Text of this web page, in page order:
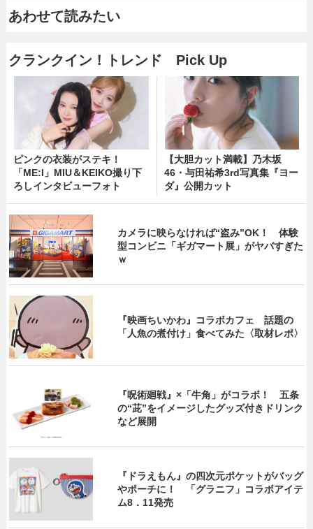
あわせて読みたい
クランクイン！トレンド Pick Up
ピンクの衣装がステキ！
「ME:I」MIU＆KEIKO撮り下
ろしインタビューフォト
【大胆カット満載】乃木坂
46・与田祐希3rd写真集『ヨー
ダ』公開カット
カメラに映らなければ“盗み”OK！ 体験
型コンビニ「ギガマート展」がヤバすぎた
ｗ
『映画ちいかわ』コラボカフェ 話題の
「人魚の煮付け」食べてみた〈取材レポ〉
『呪術廻戦』×「牛角」がコラボ！ 五条
の“茈”をイメージしたグッズ付きドリンク
など展開
『ドラえもん』の四次元ポケットがバッグ
やポーチに！ 「グラニフ」コラボアイテ
ム8．11発売